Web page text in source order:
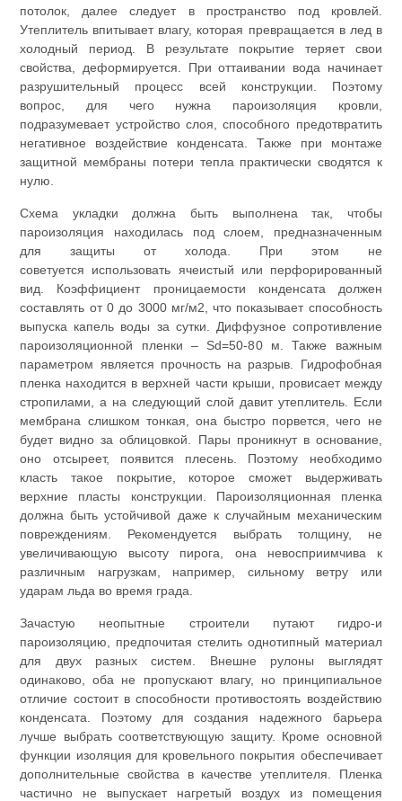
потолок, далее следует в пространство под кровлей.
Утеплитель впитывает влагу, которая превращается в лед в
холодный период. В результате покрытие теряет свои
свойства, деформируется. При оттаивании вода начинает
разрушительный процесс всей конструкции. Поэтому
вопрос, для чего нужна пароизоляция кровли,
подразумевает устройство слоя, способного предотвратить
негативное воздействие конденсата. Также при монтаже
защитной мембраны потери тепла практически сводятся к
нулю.
Схема укладки должна быть выполнена так, чтобы
пароизоляция находилась под слоем, предназначенным
для защиты от холода. При этом не
советуется использовать ячеистый или перфорированный
вид. Коэффициент проницаемости конденсата должен
составлять от 0 до 3000 мг/м2, что показывает способность
выпуска капель воды за сутки. Диффузное сопротивление
пароизоляционной пленки – Sd=50-80 м. Также важным
параметром является прочность на разрыв. Гидрофобная
пленка находится в верхней части крыши, провисает между
стропилами, а на следующий слой давит утеплитель. Если
мембрана слишком тонкая, она быстро порвется, чего не
будет видно за облицовкой. Пары проникнут в основание,
оно отсыреет, появится плесень. Поэтому необходимо
класть такое покрытие, которое сможет выдерживать
верхние пласты конструкции. Пароизоляционная пленка
должна быть устойчивой даже к случайным механическим
повреждениям. Рекомендуется выбрать толщину, не
увеличивающую высоту пирога, она невосприимчива к
различным нагрузкам, например, сильному ветру или
ударам льда во время града.
Зачастую неопытные строители путают гидро-и
пароизоляцию, предпочитая стелить однотипный материал
для двух разных систем. Внешне рулоны выглядят
одинаково, оба не пропускают влагу, но принципиальное
отличие состоит в способности противостоять воздействию
конденсата. Поэтому для создания надежного барьера
лучше выбрать соответствующую защиту. Кроме основной
функции изоляция для кровельного покрытия обеспечивает
дополнительные свойства в качестве утеплителя. Пленка
частично не выпускает нагретый воздух из помещения